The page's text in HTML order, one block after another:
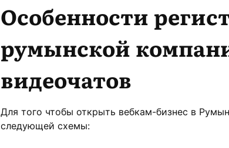
Особенности
румынской
видеочатов
Для того чтобы открыть вебкам-бизнес в
следующей схемы: